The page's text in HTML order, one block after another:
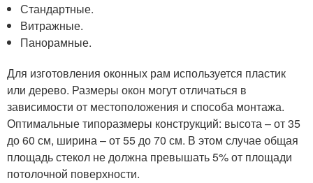
Стандартные.
Витражные.
Панорамные.
Для изготовления оконных рам используется пластик
или дерево. Размеры окон могут отличаться в
зависимости от местоположения и способа монтажа.
Оптимальные типоразмеры конструкций: высота – от 35
до 60 см, ширина – от 55 до 70 см. В этом случае общая
площадь стекол не должна превышать 5% от площади
потолочной поверхности.